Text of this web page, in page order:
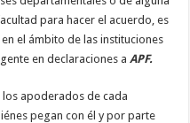
para hacer el acuerdo, es
el ámbito de las instituciones
en declaraciones aAPF.
los apoderados de cada
pegan con él y por parte